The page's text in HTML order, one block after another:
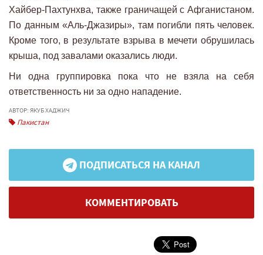
Хайбер-Пахтунхва, также граничащей с Афганистаном.
По данным «Аль-Джазиры», там погибли пять человек.
Кроме того, в результате взрыва в мечети обрушилась
крыша, под завалами оказались люди.
Ни одна группировка пока что не взяла на себя
ответственность ни за одно нападение.
АВТОР: ЯКУБ ХАДЖИЧ
Пакистан
ПОДПИСАТЬСЯ НА КАНАЛ
КОММЕНТИРОВАТЬ